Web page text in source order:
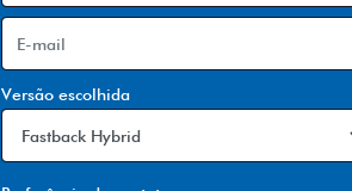
Versão escolhida